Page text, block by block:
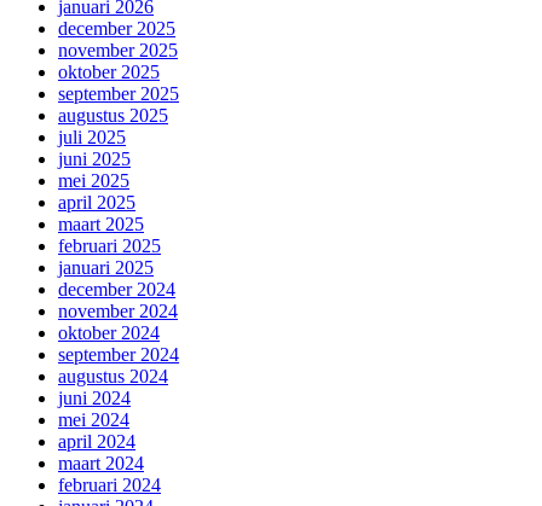
januari 2026
december 2025
november 2025
oktober 2025
september 2025
augustus 2025
juli 2025
juni 2025
mei 2025
april 2025
maart 2025
februari 2025
januari 2025
december 2024
november 2024
oktober 2024
september 2024
augustus 2024
juni 2024
mei 2024
april 2024
maart 2024
februari 2024